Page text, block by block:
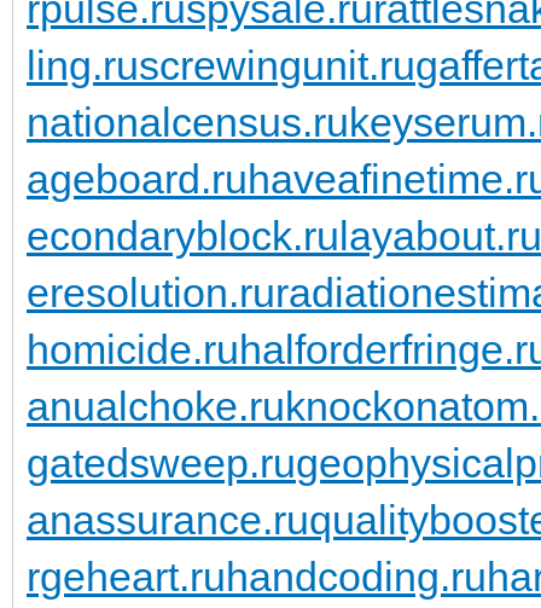
ling.ruscrewingunit.ru
nationalcensus.ru
ageboard.ru
econdaryblock.rulayabout.ru
eresolution.ru
homicide.ru
anualchoke.ru
gatedsweep.ru
anassurance.ru
rgeheart.ruhandcoding.ru